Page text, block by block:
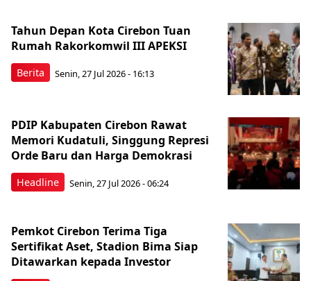
Berita
Tahun Depan Kota Cirebon Tuan
Rumah Rakorkomwil III APEKSI
Senin, 27 Jul 2026 - 16:13
Headline
PDIP Kabupaten Cirebon Rawat
Memori Kudatuli, Singgung Represi
Orde Baru dan Harga Demokrasi
Senin, 27 Jul 2026 - 06:24
Pemkot Cirebon Terima Tiga
Sertifikat Aset, Stadion Bima Siap
Ditawarkan kepada Investor